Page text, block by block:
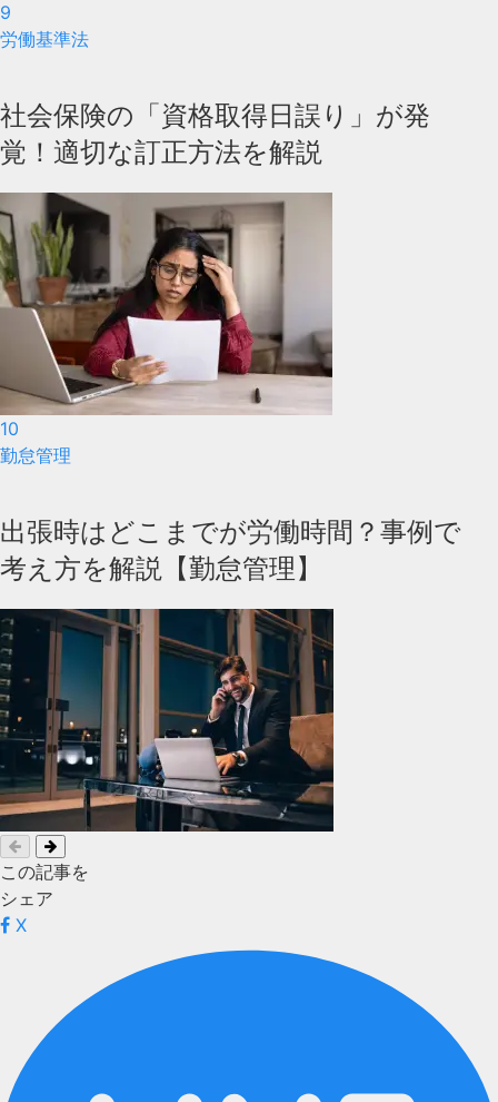
9
労働基準法
社会保険の「資格取得日誤り」が発
覚！適切な訂正方法を解説
10
勤怠管理
出張時はどこまでが労働時間？事例で
考え方を解説【勤怠管理】
この記事を
シェア
X